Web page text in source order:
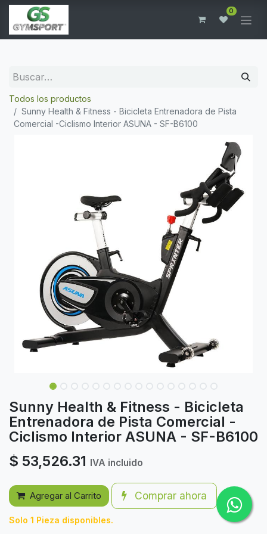
0
Todos los productos
Sunny Health & Fitness - Bicicleta Entrenadora de Pista
Comercial -Ciclismo Interior ASUNA - SF-B6100
Sunny Health & Fitness - Bicicleta
Entrenadora de Pista Comercial -
Ciclismo Interior ASUNA - SF-B6100
$ 53,526.31 IVA incluido
Agregar al Carrito Comprar ahora
Solo 1 Pieza disponibles.